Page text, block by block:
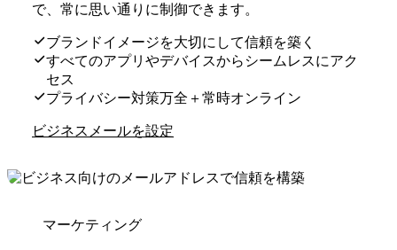
で、常に思い通りに制御できます。
ブランドイメージを大切にして信頼を築く
すべてのアプリやデバイスからシームレスにアク
セス
プライバシー対策万全＋常時オンライン
ビジネスメールを設定
マーケティング